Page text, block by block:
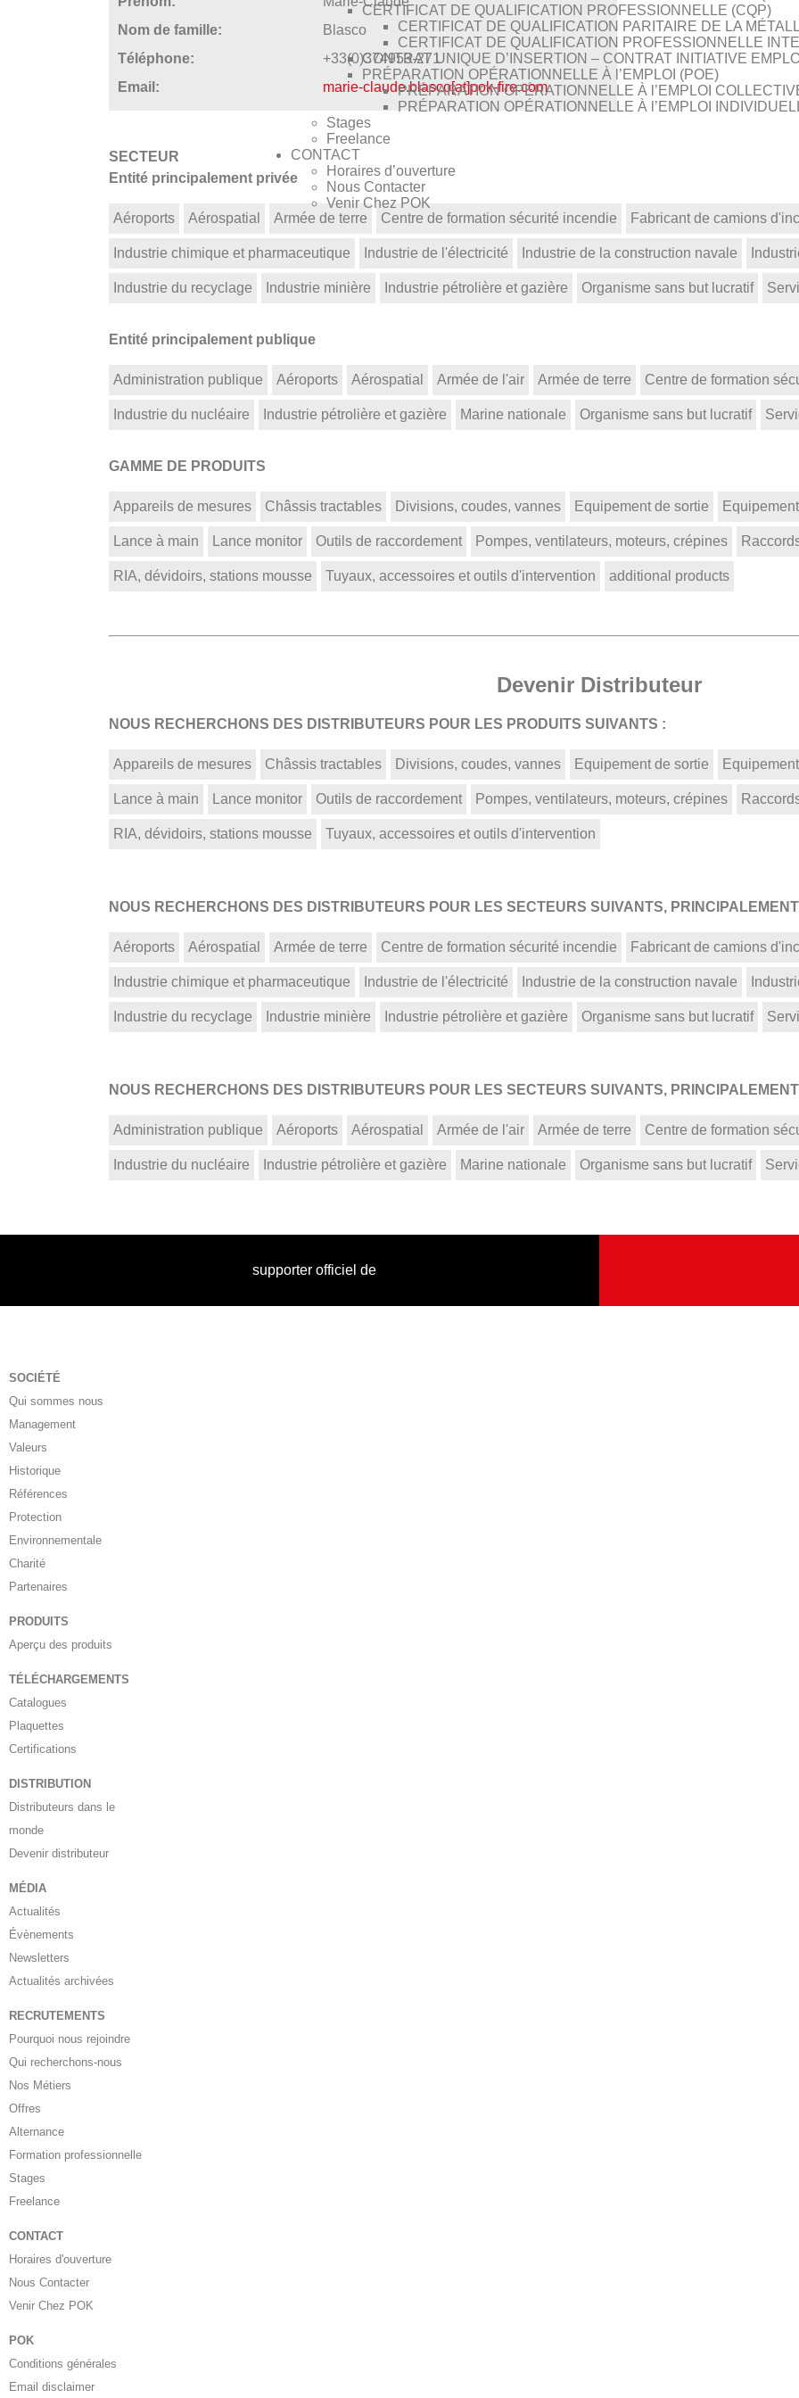
CERTIFICAT DE QUALIFICATION PROFESSIONNELLE (CQP)
CERTIFICAT DE QUALIFICATION PARITAIRE DE LA
CERTIFICAT DE QUALIFICATION PROFESSIONNELLE
CONTRAT UNIQUE D’INSERTION – CONTRAT INITIATIVE
PRÉPARATION OPÉRATIONNELLE À l’EMPLOI (POE)
PRÉPARATION OPÉRATIONNELLE À l’EMPLOI
PRÉPARATION OPÉRATIONNELLE À l’EMPLOI
Stages
Freelance
CONTACT
Horaires d’ouverture
Nous Contacter
Venir Chez POK
Nom de famille:
Blasco
Téléphone:
+33(0)374953-271
Email:
marie-claude.blasco[at]pok-fire.com
SECTEUR
Entité principalement privée
Aéroports Aérospatial Armée de terre Centre de formation sécurité incendie Fabricant de camions
Industrie chimique et pharmaceutique Industrie de l'électricité Industrie de la construction navale
Industrie du recyclage Industrie minière Industrie pétrolière et gazière Organisme sans but lucratif
Entité principalement publique
Administration publique Aéroports Aérospatial Armée de l'air Armée de terre Centre de formation
Industrie du nucléaire Industrie pétrolière et gazière Marine nationale Organisme sans but lucratif
GAMME DE PRODUITS
Appareils de mesures Châssis tractables Divisions, coudes, vannes Equipement de sortie
Lance à main Lance monitor Outils de raccordement Pompes, ventilateurs, moteurs, crépines
RIA, dévidoirs, stations mousse Tuyaux, accessoires et outils d'intervention additional products
Devenir Distributeur
NOUS RECHERCHONS DES DISTRIBUTEURS POUR LES PRODUITS SUIVANTS :
Appareils de mesures Châssis tractables Divisions, coudes, vannes Equipement de sortie
Lance à main Lance monitor Outils de raccordement Pompes, ventilateurs, moteurs, crépines
RIA, dévidoirs, stations mousse Tuyaux, accessoires et outils d'intervention
NOUS RECHERCHONS DES DISTRIBUTEURS POUR LES SECTEURS SUIVANTS,
Aéroports Aérospatial Armée de terre Centre de formation sécurité incendie Fabricant de camions
Industrie chimique et pharmaceutique Industrie de l'électricité Industrie de la construction navale
Industrie du recyclage Industrie minière Industrie pétrolière et gazière Organisme sans but lucratif
NOUS RECHERCHONS DES DISTRIBUTEURS POUR LES SECTEURS SUIVANTS,
Administration publique Aéroports Aérospatial Armée de l'air Armée de terre Centre de formation
Industrie du nucléaire Industrie pétrolière et gazière Marine nationale Organisme sans but lucratif
supporter officiel de
SOCIÉTÉ
Qui sommes nous
Management
Valeurs
Historique
Références
Protection
Environnementale
Charité
Partenaires
PRODUITS
Aperçu des produits
TÉLÉCHARGEMENTS
Catalogues
Plaquettes
Certifications
DISTRIBUTION
Distributeurs dans le
monde
Devenir distributeur
MÉDIA
Actualités
Évènements
Newsletters
Actualités archivées
RECRUTEMENTS
Pourquoi nous rejoindre
Qui recherchons-nous
Nos Métiers
Offres
Alternance
Formation professionnelle
Stages
Freelance
CONTACT
Horaires d'ouverture
Nous Contacter
Venir Chez POK
POK
Conditions générales
Email disclaimer